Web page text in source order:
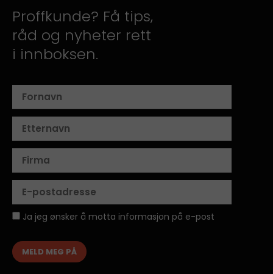
Proffkunde? Få tips,
råd og nyheter rett
i innboksen.
Ja jeg ønsker å motta informasjon på e-post